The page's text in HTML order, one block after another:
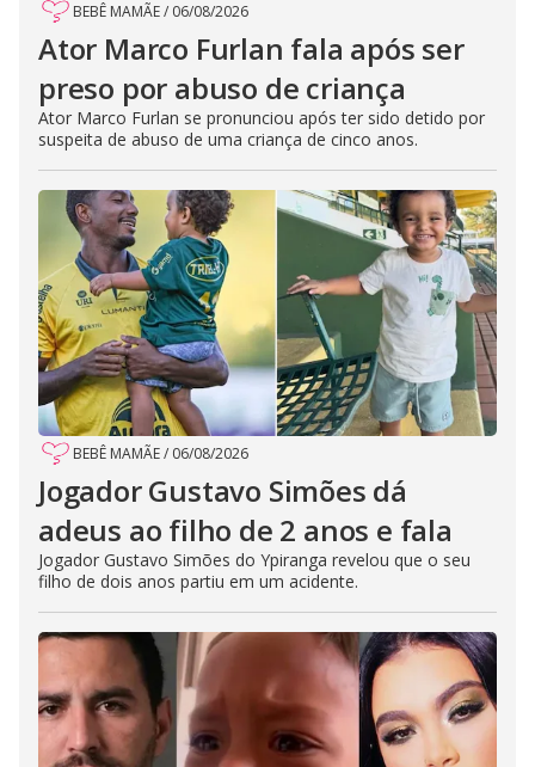
BEBÊ MAMÃE/ 06/08/2026
Ator Marco Furlan fala após ser
preso por abuso de criança
Ator Marco Furlan se pronunciou após ter sido detido por
suspeita de abuso de uma criança de cinco anos.
BEBÊ MAMÃE/ 06/08/2026
Jogador Gustavo Simões dá
adeus ao filho de 2 anos e fala
Jogador Gustavo Simões do Ypiranga revelou que o seu
filho de dois anos partiu em um acidente.